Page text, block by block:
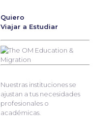
Quiero
Viajar a Estudiar
Nuestras instituciones se
ajustan a tus necesidades
profesionales o
académicas.